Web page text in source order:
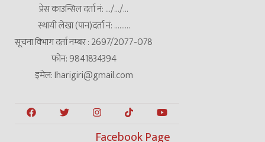
प्रेस काउन्सिल दर्ता नं: .../.../...
स्थायी लेखा (पान)दर्ता नं: .........
सूचना विभाग दर्ता नम्बर : 2697/2077-078
फोन: 9841834394
इमेल: Iharigiri@gmail.com
Facebook Page